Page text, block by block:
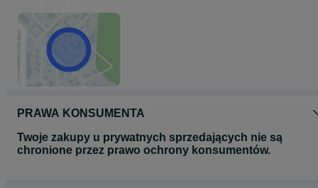
PRAWA KONSUMENTA
Twoje zakupy u prywatnych sprzedających nie są
chronione przez prawo ochrony konsumentów.